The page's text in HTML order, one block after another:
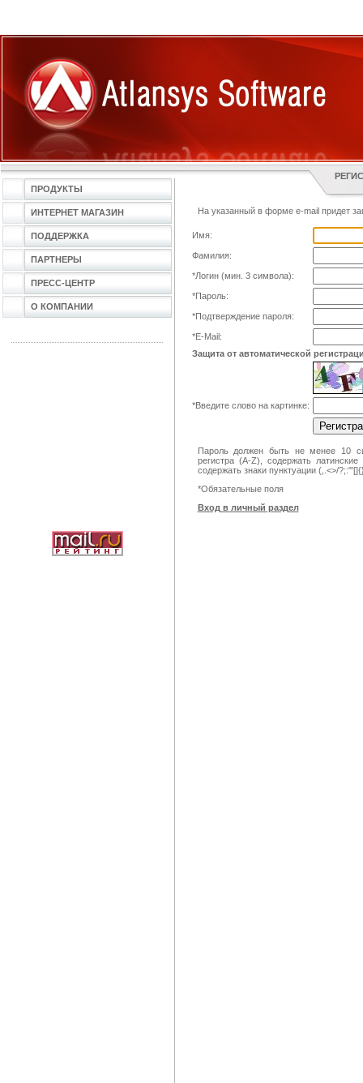
ПРОДУКТЫ
ИНТЕРНЕТ МАГАЗИН
ПОДДЕРЖКА
ПАРТНЕРЫ
ПРЕСС-ЦЕНТР
О КОМПАНИИ
На указанный в форме e-mail придет
Имя:
Фамилия:
*Логин (мин. 3 символа):
*Пароль:
*Подтверждение пароля:
*E-Mail:
Защита от автоматической
*Введите слово на картинке:
Пароль должен быть не менее 10
регистра (A-Z), содержать
содержать знаки пунктуации (,.<>/
*Обязательные поля
Вход в личный раздел